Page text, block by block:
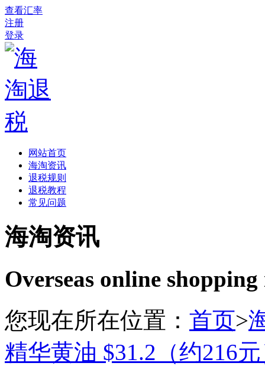
查看汇率
注册
登录
网站首页
海淘资讯
退税规则
退税教程
常见问题
海淘资讯
Overseas online
您现在所在位置： 首页>
精华黄油 $31.2（约216